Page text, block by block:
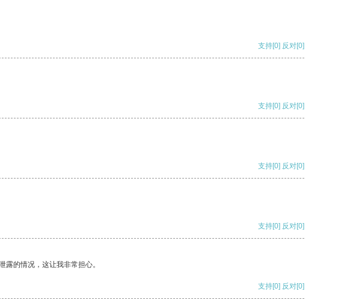
支持[0] 反对[0]
支持[0] 反对[0]
支持[0] 反对[0]
支持[0] 反对[0]
的情况，这让我非常担心。
支持[0] 反对[0]